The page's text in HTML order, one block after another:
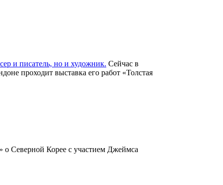
и писатель, но и художник. Сейчас в
проходит выставка его работ «Толстая
о Северной Корее с участием Джеймса